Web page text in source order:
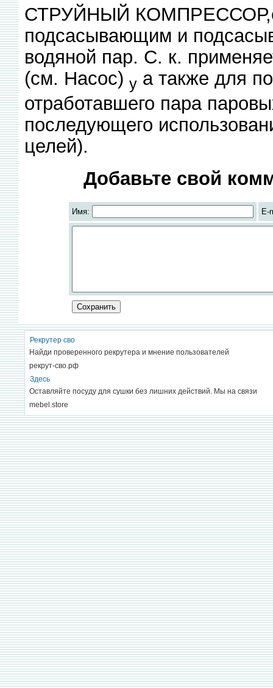
СТРУЙНЫЙ
подсасывающим и
водяной пар. С. к.
(см. Насос) у а также для
отработавшего пара
последующего
целей).
Добавьте свой
Имя: E-
Рекрутер сво
Найди проверенного рекрутера и мнение пользователей
рекрут-сво.рф
Здесь
Оставляйте посуду для сушки без лишних действий. Мы на связи
mebel.store